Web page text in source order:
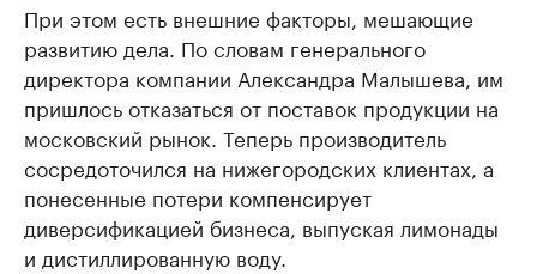
При этом есть внешние факторы, мешающие
развитию дела. По словам генерального
директора компании Александра Малышева, им
пришлось отказаться от поставок продукции на
московский рынок. Теперь производитель
сосредоточился на нижегородских клиентах, а
понесенные потери компенсирует
диверсификацией бизнеса, выпуская лимонады
и дистиллированную воду.